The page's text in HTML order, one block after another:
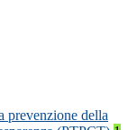
prevenzione della